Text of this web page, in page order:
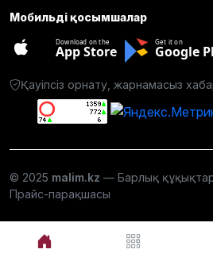
Мобильді қосымшалар
Download on the
App Store
Get it on
Google
Қауіпсіз орнату, жарнамасыз
© 2025 malim.kz — Барлық
Прайс-парақшасы